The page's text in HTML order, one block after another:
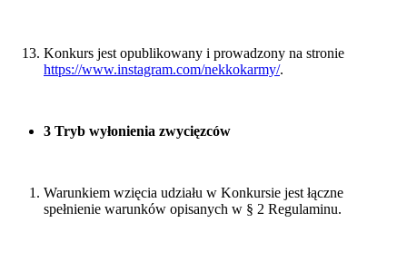
Konkurs jest opublikowany i prowadzony na stronie
https://www.instagram.com/nekkokarmy/.
3 Tryb wyłonienia zwycięzców
Warunkiem wzięcia udziału w Konkursie jest łączne
spełnienie warunków opisanych w § 2 Regulaminu.